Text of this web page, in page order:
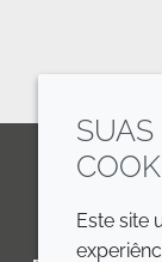
Este site